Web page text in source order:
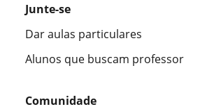
Junte-se
Dar aulas particulares
Alunos que buscam professor
Comunidade